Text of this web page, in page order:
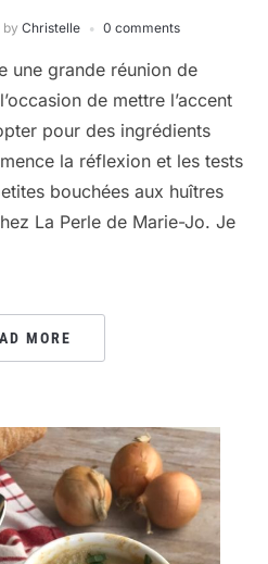
by Christelle 0 comments
une grande réunion de
de mettre l’accent
pour des ingrédients
la réflexion et les tests
bouchées aux huîtres
La Perle de Marie-Jo. Je
MORE